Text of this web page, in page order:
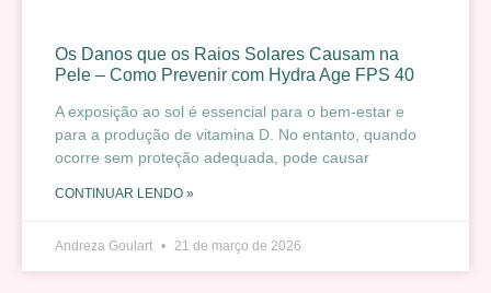
Os Danos que os Raios Solares Causam na
Pele – Como Prevenir com Hydra Age FPS 40
A exposição ao sol é essencial para o bem-estar e
para a produção de vitamina D. No entanto, quando
ocorre sem proteção adequada, pode causar
CONTINUAR LENDO »
Andreza Goulart 21 de março de 2026